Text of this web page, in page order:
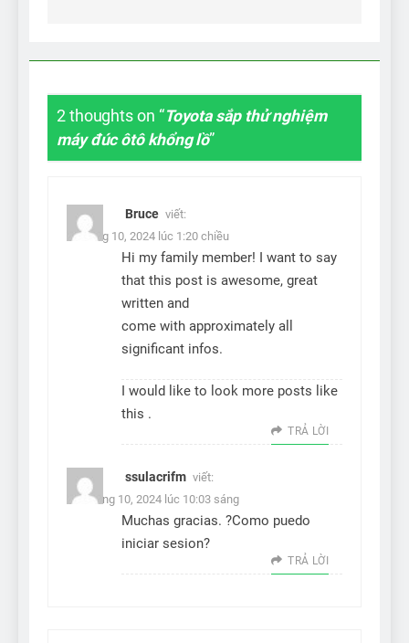
2 thoughts on “Toyota sắp thử nghiệm
máy đúc ôtô khổng lồ”
Bruce viết:
5 Tháng 10, 2024 lúc 1:20 chiều
Hi my family member! I want to say
that this post is awesome, great
written and
come with approximately all
significant infos.
I would like to look more posts like
this .
TRẢ LỜI
ssulacrifm viết:
22 Tháng 10, 2024 lúc 10:03 sáng
Muchas gracias. ?Como puedo
iniciar sesion?
TRẢ LỜI